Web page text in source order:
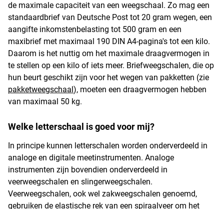
de maximale capaciteit van een weegschaal. Zo mag een
standaardbrief van Deutsche Post tot 20 gram wegen, een
aangifte inkomstenbelasting tot 500 gram en een
maxibrief met maximaal 190 DIN A4-pagina's tot een kilo.
Daarom is het nuttig om het maximale draagvermogen in
te stellen op een kilo of iets meer. Briefweegschalen, die op
hun beurt geschikt zijn voor het wegen van pakketten (zie
pakketweegschaal ), moeten een draagvermogen hebben
van maximaal 50 kg.
Welke letterschaal is goed voor mij?
In principe kunnen letterschalen worden onderverdeeld in
analoge en digitale meetinstrumenten. Analoge
instrumenten zijn bovendien onderverdeeld in
veerweegschalen en slingerweegschalen.
Veerweegschalen, ook wel zakweegschalen genoemd,
gebruiken de elastische rek van een spiraalveer om het